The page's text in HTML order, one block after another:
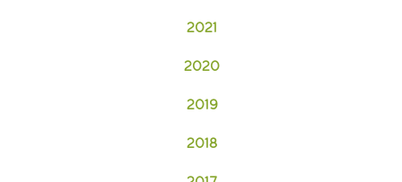
2021
2020
2019
2018